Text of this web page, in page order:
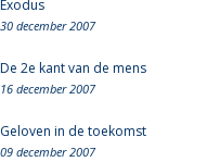
Exodus
30 december 2007
De 2e kant van de mens
16 december 2007
Geloven in de toekomst
09 december 2007